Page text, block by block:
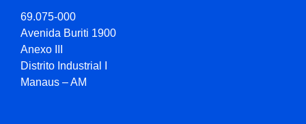
69.075-000
Avenida Buriti 1900
Anexo III
Distrito Industrial I
Manaus – AM